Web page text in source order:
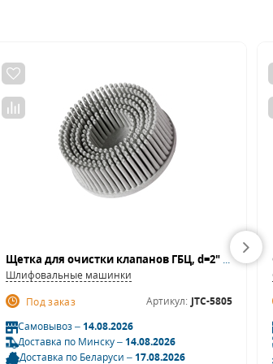
Щетка для очистки клапанов ГБЦ, d=2" (с шлифмашинкой JTC-5815) JTC
Шлифовальные машинки
Под заказ
Артикул: JTC-5805
Самовывоз –14.08.2026
Доставка по Минску –14.08.2026
Доставка по Беларуси –17.08.2026